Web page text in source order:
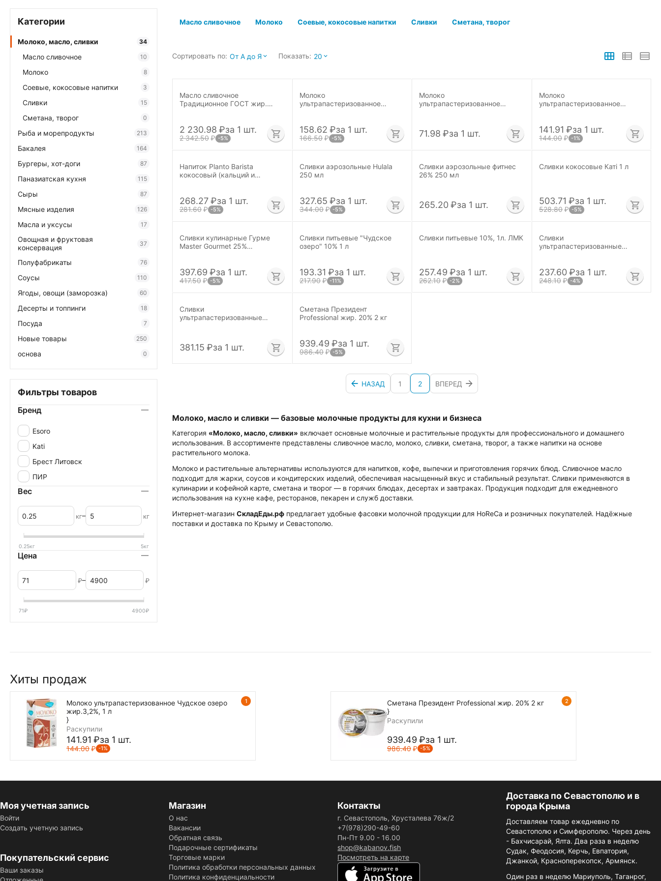
Молоко, масло и сливки — базовые молочные продукты для кухни и бизнеса
Категория «Молоко, масло, сливки» включает основные молочные и растительные продукты для профессионального и домашнего
использования. В ассортименте представлены сливочное масло, молоко, сливки, сметана, творог, а также напитки на основе
растительного молока.
Молоко и растительные альтернативы используются для напитков, кофе, выпечки и приготовления горячих блюд. Сливочное масло
подходит для жарки, соусов и кондитерских изделий, обеспечивая насыщенный вкус и стабильный результат. Сливки применяются в
кулинарии и кофейной карте, сметана и творог — в горячих блюдах, десертах и завтраках. Продукция подходит для ежедневного
использования на кухне кафе, ресторанов, пекарен и служб доставки.
Интернет-магазин СкладЕды.рф предлагает удобные фасовки молочной продукции для HoReCa и розничных покупателей. Надёжные
поставки и доставка по Крыму и Севастополю.
Масло сливочное Молоко Соевые, кокосовые напитки Сливки Сметана, творог
Сортировать по: От А до Я Показать: 20
Масло сливочное
Традиционное ГОСТ жир.
2 230.98 ₽за 1 шт.
2 342.50₽ -5%
Молоко
ультрапастеризованное
158.62 ₽за 1 шт.
166.50 ₽ -5%
Молоко
ультрапастеризованное
71.98 ₽за 1 шт.
Молоко
ультрапастеризованное
141.91 ₽за 1 шт.
144.00 ₽ -1%
Напиток Planto Barista
кокосовый (кальций и
268.27₽за 1 шт.
281.60₽ -5%
Сливки аэрозольные Hulala
250 мл
327.65 ₽за 1 шт.
344.00 ₽ -5%
Сливки аэрозольные фитнес
26% 250 мл
265.20 ₽за 1 шт.
Сливки кокосовые Катi 1 л
503.71 ₽за 1 шт.
528.80 ₽ -5%
Сливки кулинарные Гурме
Master Gourmet 25%
397.69 ₽за 1 шт.
417.50₽ -5%
Сливки питьевые "Чудское
озеро" 10% 1 л
193.31 ₽за 1 шт.
217.90 ₽ -11%
Сливки питьевые 10%, 1л. ЛМК
257.49 ₽за 1 шт.
262.10₽ -2%
Сливки
ультрапастеризованные
237.60 ₽за 1 шт.
248.10 ₽ -4%
Сливки
ультрапастеризованные
381.15 ₽за 1 шт.
Сметана Президент
Professional жир. 20% 2 кг
939.49 ₽за 1 шт.
986.40 ₽ -5%
НАЗАД 1 2 ВПЕРЕД
Категории
Молоко, масло, сливки 34
Масло сливочное 10
Молоко 8
Соевые, кокосовые напитки 3
Сливки 15
Сметана, творог 0
Рыба и морепродукты 213
Бакалея 164
Бургеры, хот-доги 87
Паназиатская кухня 115
Сыры 87
Мясные изделия 126
Масла и уксусы 17
Овощная и фруктовая
консервация
37
Полуфабрикаты 76
Соусы 110
Ягоды, овощи (заморозка) 60
Десерты и топпинги 18
Посуда 7
Новые товары 250
основа 0
Фильтры товаров
Бренд
Esoro
Kati
Брест Литовск
ПИР
Вес
кг– кг
0.25кг 5кг
Цена
₽– ₽
71₽ 4900₽
Хиты продаж
1
Молоко ультрапастеризованное Чудское озеро
жир.3,2%, 1 л
}
Раскупили
141.91 ₽за 1 шт.
144.00₽ -1%
2
Сметана Президент Professional жир. 20% 2 кг
}
Раскупили
939.49 ₽за 1 шт.
986.40₽ -5%
Моя учетная запись
Войти
Создать учетную запись
Покупательский сервис
Ваши заказы
Магазин
О нас
Вакансии
Обратная связь
Подарочные сертификаты
Торговые марки
Политика обработки персональных данных
Политика конфиденциальности
Контакты
г. Севастополь, Хрусталева 76ж/2
+7(978)290-49-60
Пн-Пт 9.00 - 16.00
shop@kabanov.fish
Посмотреть на карте
Доставка по Севастополю и в
города Крыма
Доставляем товар ежедневно по
Севастополю и Симферополю. Через день
- Бахчисарай, Ялта. Два раза в неделю
Судак, Феодосия, Керчь, Евпатория,
Джанкой, Красноперекопск, Армянск.
Один раз в неделю Мариуполь, Таганрог,